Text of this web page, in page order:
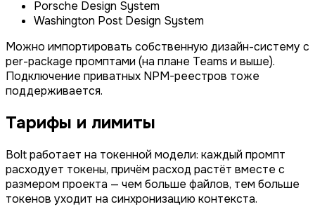
Porsche Design System
Washington Post Design System
Можно импортировать собственную дизайн-систему с
per-package промптами (на плане Teams и выше).
Подключение приватных NPM-реестров тоже
поддерживается.
Тарифы и лимиты
Bolt работает на токенной модели: каждый промпт
расходует токены, причём расход растёт вместе с
размером проекта — чем больше файлов, тем больше
токенов уходит на синхронизацию контекста.